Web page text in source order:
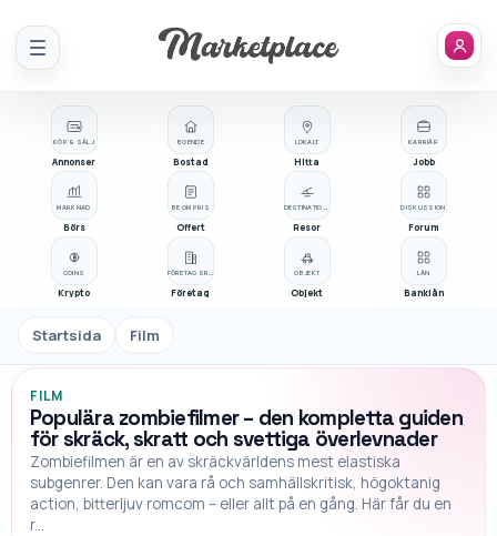
Meny
KÖP & SÄLJ
Annonser
BOENDE
Bostad
OBJEKT
Objekt
BE OM PRIS
Offert
Företag
LÅN
Banklån
MARKNAD
Börs
LOKALT
Hitta
KARRIÄR
Jobb
Resor
COINS
Krypto
DISKUSSION
Forum
Startsida Film
FILM
Populära zombiefilmer – den kompletta guiden
för skräck, skratt och svettiga överlevnader
Zombiefilmen är en av skräckvärldens mest elastiska
subgenrer. Den kan vara rå och samhällskritisk, högoktanig
action, bitterljuv romcom – eller allt på en gång. Här får du en
r...